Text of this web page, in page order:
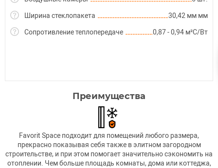
Ширина стеклопакета 30,42 мм мм
Сопротивление теплопередаче 0,87 - 0,94 м²С/Вт
Преимущества
Favorit Space подходит для помещений любого размера,
прекрасно показывая себя также в элитном загородном
строительстве, и при этом помогает значительно сэкономить на
отоплении. Чем больше площадь комнаты, дома или коттеджа,